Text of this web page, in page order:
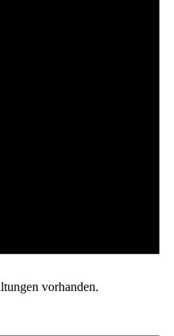
vorhanden.